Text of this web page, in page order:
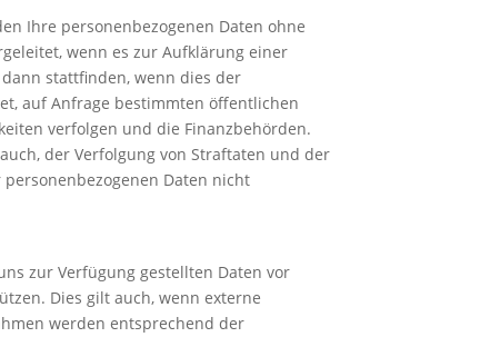
Ihre personenbezogenen Daten ohne
wenn es zur Aufklärung einer
stattfinden, wenn dies der
auf Anfrage bestimmten öffentlichen
verfolgen und die Finanzbehörden.
der Verfolgung von Straftaten und der
Daten nicht
zur Verfügung gestellten Daten vor
Dies gilt auch, wenn externe
werden entsprechend der